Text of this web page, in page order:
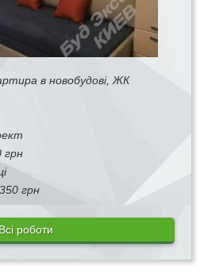
в новобудові, ЖК
грн
350 грн
Всі роботи